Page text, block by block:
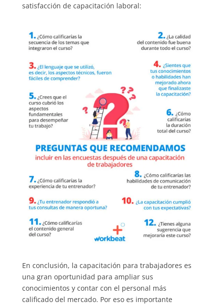
satisfacción de capacitación laboral:
En conclusión, la capacitación para trabajadores es
una gran oportunidad para ampliar sus
conocimientos y contar con el personal más
calificado del mercado. Por eso es importante